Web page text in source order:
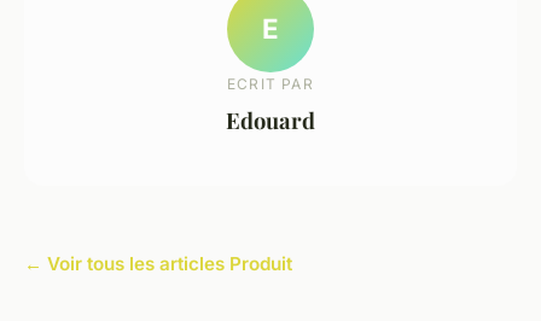
E
ECRIT PAR
Edouard
← Voir tous les articles Produit